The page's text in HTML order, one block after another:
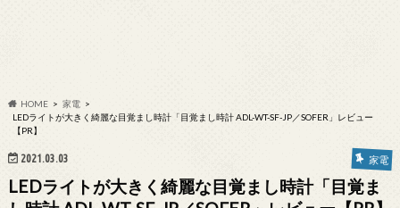
HOME
家電
LEDライトが大きく綺麗な目覚まし時計「目覚まし時計 ADL-WT-SF-JP／SOFER」レビュー
【PR】
2021.03.03 家電
LEDライトが大きく綺麗な目覚まし時計「目覚ま